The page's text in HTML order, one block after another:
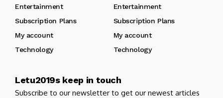
Entertainment
Entertainment
Subscription Plans
Subscription Plans
My account
My account
Technology
Technology
Letu2019s keep in touch
Subscribe to our newsletter to get our newest articles